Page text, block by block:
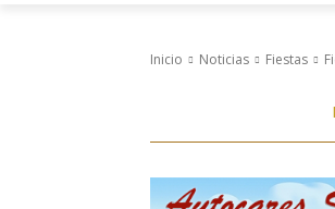
Inicio Noticias Fiestas